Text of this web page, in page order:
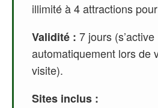
illimité à 4 attractions
Validité : 7 jours (s’active
automatiquement lors de
visite).
Sites inclus :